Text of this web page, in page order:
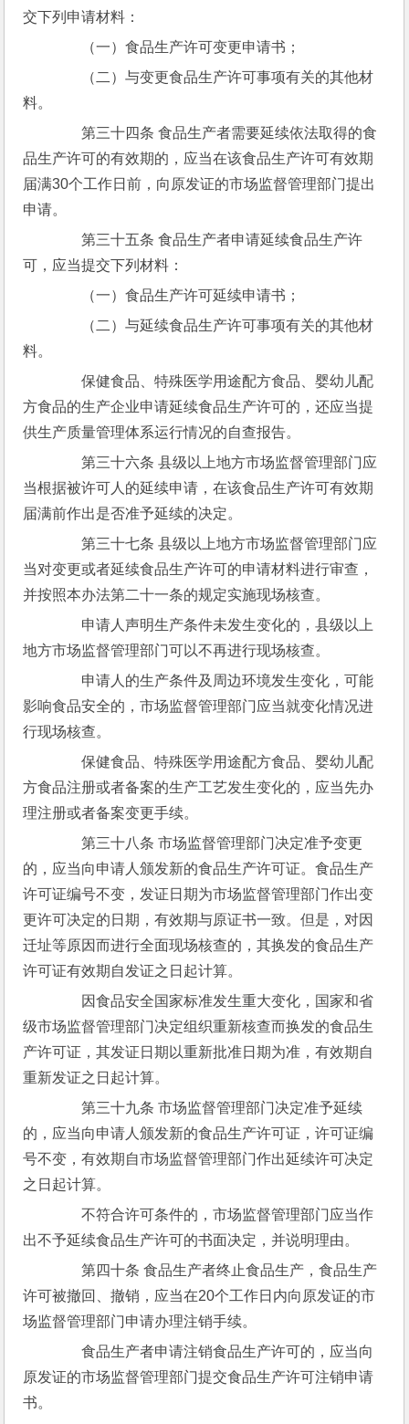
交下列申请材料：
（一）食品生产许可变更申请书；
（二）与变更食品生产许可事项有关的其他材
料。
第三十四条 食品生产者需要延续依法取得的食
品生产许可的有效期的，应当在该食品生产许可有效期
届满30个工作日前，向原发证的市场监督管理部门提出
申请。
第三十五条 食品生产者申请延续食品生产许
可，应当提交下列材料：
（一）食品生产许可延续申请书；
（二）与延续食品生产许可事项有关的其他材
料。
保健食品、特殊医学用途配方食品、婴幼儿配
方食品的生产企业申请延续食品生产许可的，还应当提
供生产质量管理体系运行情况的自查报告。
第三十六条 县级以上地方市场监督管理部门应
当根据被许可人的延续申请，在该食品生产许可有效期
届满前作出是否准予延续的决定。
第三十七条 县级以上地方市场监督管理部门应
当对变更或者延续食品生产许可的申请材料进行审查，
并按照本办法第二十一条的规定实施现场核查。
申请人声明生产条件未发生变化的，县级以上
地方市场监督管理部门可以不再进行现场核查。
申请人的生产条件及周边环境发生变化，可能
影响食品安全的，市场监督管理部门应当就变化情况进
行现场核查。
保健食品、特殊医学用途配方食品、婴幼儿配
方食品注册或者备案的生产工艺发生变化的，应当先办
理注册或者备案变更手续。
第三十八条 市场监督管理部门决定准予变更
的，应当向申请人颁发新的食品生产许可证。食品生产
许可证编号不变，发证日期为市场监督管理部门作出变
更许可决定的日期，有效期与原证书一致。但是，对因
迁址等原因而进行全面现场核查的，其换发的食品生产
许可证有效期自发证之日起计算。
因食品安全国家标准发生重大变化，国家和省
级市场监督管理部门决定组织重新核查而换发的食品生
产许可证，其发证日期以重新批准日期为准，有效期自
重新发证之日起计算。
第三十九条 市场监督管理部门决定准予延续
的，应当向申请人颁发新的食品生产许可证，许可证编
号不变，有效期自市场监督管理部门作出延续许可决定
之日起计算。
不符合许可条件的，市场监督管理部门应当作
出不予延续食品生产许可的书面决定，并说明理由。
第四十条 食品生产者终止食品生产，食品生产
许可被撤回、撤销，应当在20个工作日内向原发证的市
场监督管理部门申请办理注销手续。
食品生产者申请注销食品生产许可的，应当向
原发证的市场监督管理部门提交食品生产许可注销申请
书。